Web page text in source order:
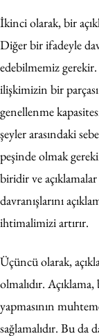
İkinci olarak, bir
Diğer bir ifadeyle
edebilmemiz
ilişkimizin bir
genellenme
şeyler arasındaki
peşinde olmak
biridir ve
davranışlarını
ihtimalimizi artırır.
Üçüncü olarak,
olmalıdır.
yapmasının
sağlamalıdır. Bu da